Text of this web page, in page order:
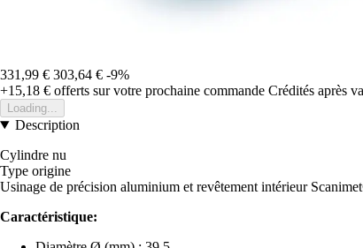
331,99 € 303,64 € -9%
+15,18 € offerts sur votre prochaine commande Crédités après
Loading...
Description
Cylindre nu
Type origine
Usinage de précision aluminium et revêtement intérieur
Caractéristique: